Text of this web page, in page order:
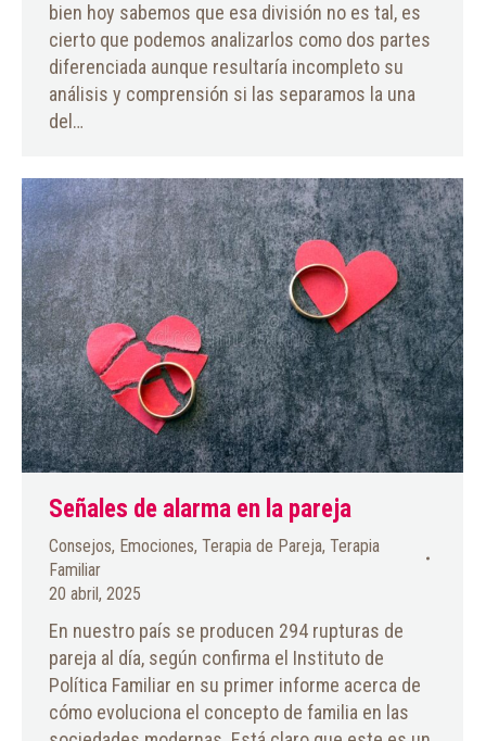
bien hoy sabemos que esa división no es tal, es
cierto que podemos analizarlos como dos partes
diferenciada aunque resultaría incompleto su
análisis y comprensión si las separamos la una
del…
Señales de alarma en la pareja
Consejos, Emociones, Terapia de Pareja, Terapia
Familiar
20 abril, 2025
En nuestro país se producen 294 rupturas de
pareja al día, según confirma el Instituto de
Política Familiar en su primer informe acerca de
cómo evoluciona el concepto de familia en las